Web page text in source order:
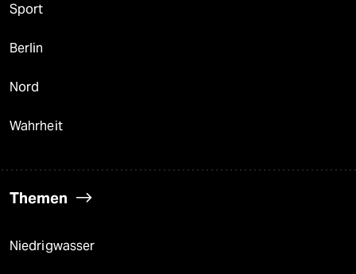
Sport
Berlin
Nord
Wahrheit
Themen
Niedrigwasser